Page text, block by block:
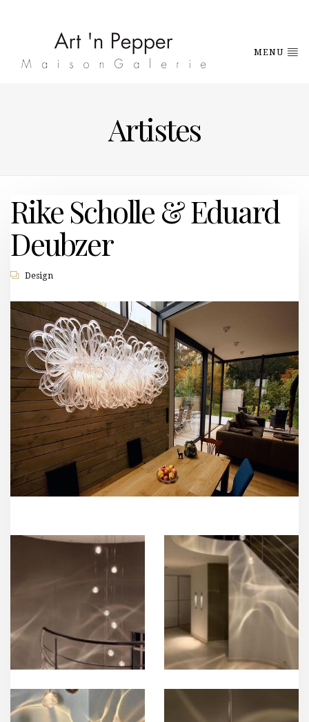
MENU
Artistes
Rike Scholle & Eduard
Deubzer
Design